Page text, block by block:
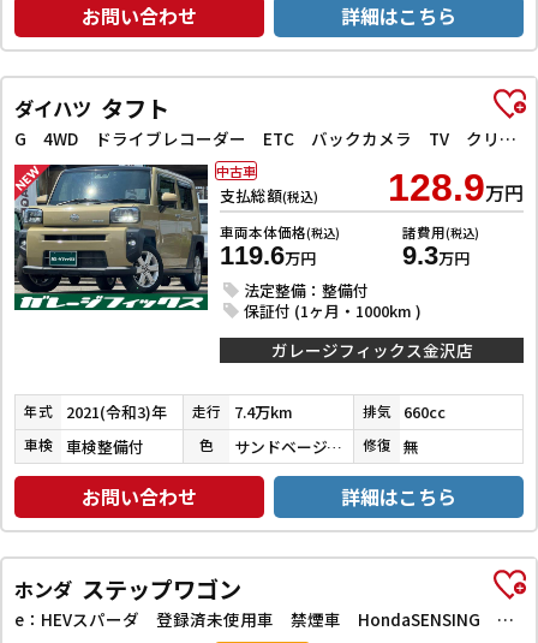
お問い合わせ 詳細はこちら
ダイハツ タフト
G 4WD ドライブレコーダー ETC バックカメラ TV クリアランスソナー レーンアシスト 衝突被害軽減システム オートライト LEDヘッドランプ ヘッドライトウォッシャー スマートキー
支払総額(税込) 128.9万円
車両本体価格(税込)
119.6万円
諸費用(税込)
9.3万円
法定整備：整備付
保証付 (1ヶ月・1000km )
中古車
ガレージフィックス金沢店
年式 2021(令和3)年 走行 7.4万km 排気 660cc
車検 車検整備付 色 サンドベージュメタリック 修復 無
お問い合わせ 詳細はこちら
ホンダ ステップワゴン
e：HEVスパーダ 登録済未使用車 禁煙車 HondaSENSING 両側自動ドア アダプティブクルーズコントロール 電子パーキング パワーバックドア アダプティブクルーズコントロール ブラインドスポットモニター